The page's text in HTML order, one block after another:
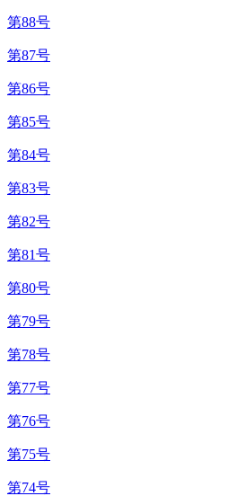
第88号
第87号
第86号
第85号
第84号
第83号
第82号
第81号
第80号
第79号
第78号
第77号
第76号
第75号
第74号